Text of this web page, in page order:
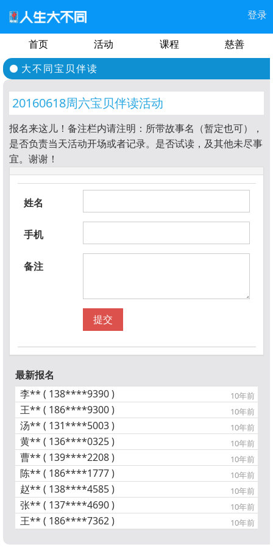
登录
首页 活动 课程
慈善
大不同宝贝伴读
20160618周六宝贝伴读活动
报名来这儿！备注栏内请注明：所带故事名（暂定也可），
是否负责当天活动开场或者记录。是否试读，及其他未尽事
宜。谢谢！
姓名
手机
备注
提交
最新报名
李** ( 138****9390 )
10年前
王** ( 186****9300 ) 10年前
汤** ( 131****5003 ) 10年前
黄** ( 136****0325 ) 10年前
曹** ( 139****2208 ) 10年前
陈** ( 186****1777 ) 10年前
赵** ( 138****4585 ) 10年前
张** ( 137****4690 ) 10年前
王** ( 186****7362 ) 10年前